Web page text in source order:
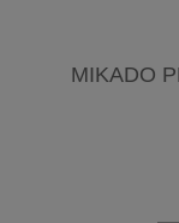
MIKADO